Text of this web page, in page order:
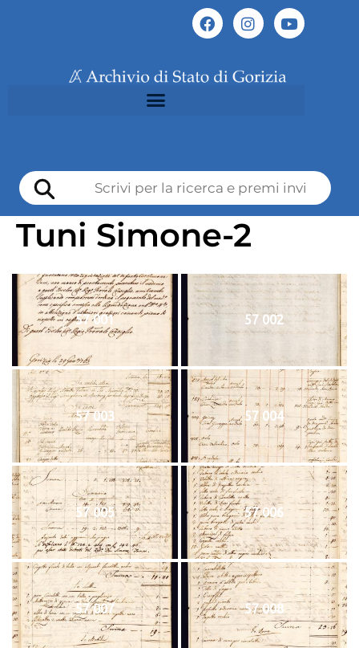
Tuni Simone-2
57 001 57 002
57 003 57 004
57 005 57 006
57 007 57 008